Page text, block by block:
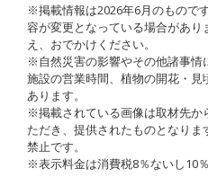
※掲載情報は2026年6月のもので
容が変更となっている場合があり
え、おでかけください。
※自然災害の影響やその他諸事情
施設の営業時間、植物の開花・
あります。
※掲載されている画像は取材先か
ただき、提供されたものとなり
禁止です。
※表示料金は消費税8％ないし10